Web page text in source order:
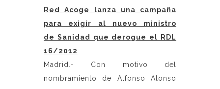
Red Acoge
lanza una campaña
para exigir al nuevo ministro
de Sanidad que derogue el RDL
16/2012
Madrid.- Con motivo del
nombramiento de Alfonso Alonso